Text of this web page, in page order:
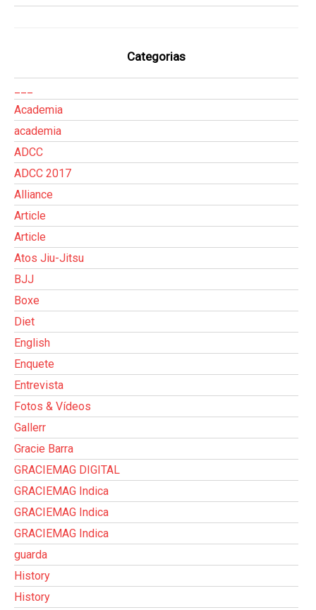
Categorias
Academia
academia
ADCC
ADCC 2017
Alliance
Article
Article
Atos Jiu-Jitsu
BJJ
Boxe
Diet
English
Enquete
Entrevista
Fotos & Vídeos
Gallerr
Gracie Barra
GRACIEMAG DIGITAL
GRACIEMAG Indica
GRACIEMAG Indica
GRACIEMAG Indica
guarda
History
History